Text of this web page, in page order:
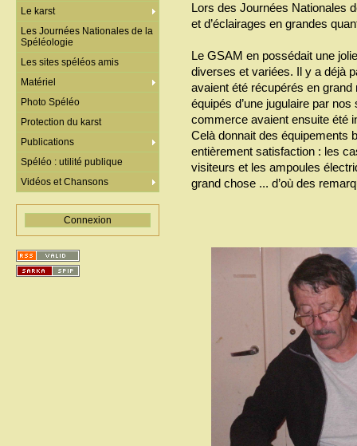
Lors des Journées Nationales
et d’éclairages en grandes
Le GSAM en possédait une
diverses et variées. Il y a déjà
avaient été récupérés en
équipés d’une jugulaire par
commerce avaient ensuite été
Celà donnait des équipements
entièrement satisfaction : les
visiteurs et les ampoules
grand chose ... d’où des
Le karst
Les Journées Nationales de la
Spéléologie
Les sites spéléos amis
Matériel
Photo Spéléo
Protection du karst
Publications
Spéléo : utilité publique
Vidéos et Chansons
Connexion